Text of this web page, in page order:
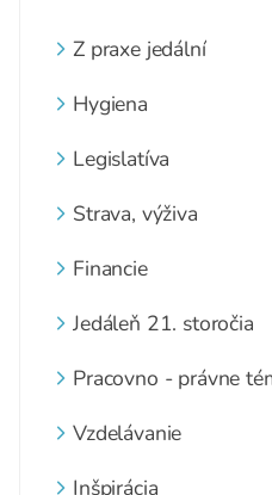
Z praxe jedální
Hygiena
Legislatíva
Strava, výživa
Financie
Jedáleň 21. storočia
Pracovno - právne
Vzdelávanie
Inšpirácia